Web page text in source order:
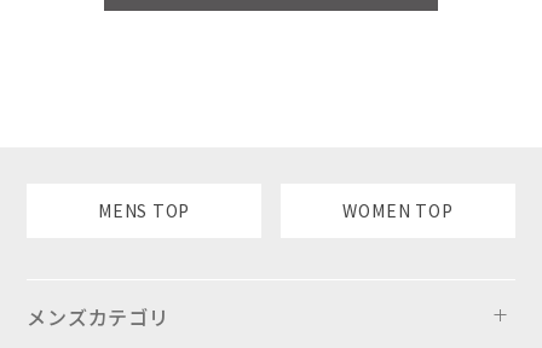
MENS TOP WOMEN TOP
メンズカテゴリ